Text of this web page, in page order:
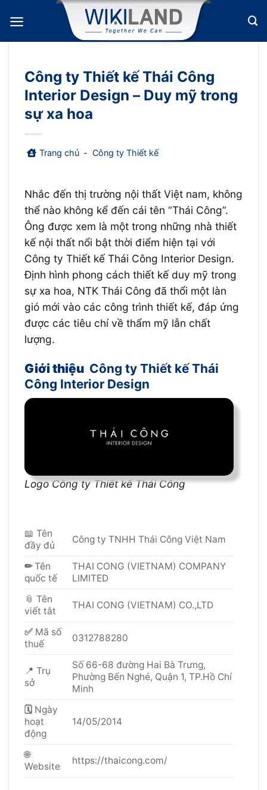
qua
nội
Công ty Thiết kế Thái Công
Interior Design – Duy mỹ trong
sự xa hoa
Trang chủ - Công ty Thiết kế
Nhắc đến thị trường nội thất Việt nam, không
thể nào không kể đến cái tên “Thái Công”.
Ông được xem là một trong những nhà thiết
kế nội thất nổi bật thời điểm hiện tại với
Công ty Thiết kế Thái Công Interior Design.
Định hình phong cách thiết kế duy mỹ trong
sự xa hoa, NTK Thái Công đã thổi một làn
gió mới vào các công trình thiết kế, đáp ứng
được các tiêu chí về thẩm mỹ lẫn chất
lượng.
Giới thiệu Công ty Thiết kế Thái
Công Interior Design
Logo Công ty Thiết kế Thái Công
📖 Tên
đầy đủ
Công ty TNHH Thái Công Việt Nam
✏Tên
quốc tế
THAI CONG (VIETNAM) COMPANY
LIMITED
📎 Tên
viết tắt
THAI CONG (VIETNAM) CO.,LTD
✅ Mã số
thuế
0312788280
📍 Trụ
sở
Số 66-68 đường Hai Bà Trưng,
Phường Bến Nghé, Quận 1, TP.Hồ Chí
Minh
🗓 Ngày
hoạt
động
14/05/2014
🌐
Website
https://thaicong.com/